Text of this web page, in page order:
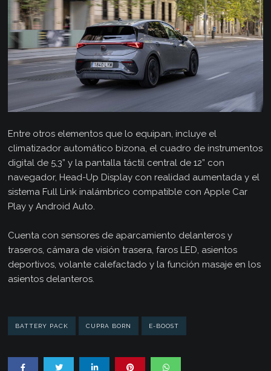
Entre otros elementos que lo equipan, incluye el
climatizador automático bizona, el cuadro de instrumentos
digital de 5,3” y la pantalla táctil central de 12” con
navegador, Head-Up Display con realidad aumentada y el
sistema Full Link inalámbrico compatible con Apple Car
Play y Android Auto.
Cuenta con sensores de aparcamiento delanteros y
traseros, cámara de visión trasera, faros LED, asientos
deportivos, volante calefactado y la función masaje en los
asientos delanteros.
BATTERY PACK CUPRA BORN E-BOOST